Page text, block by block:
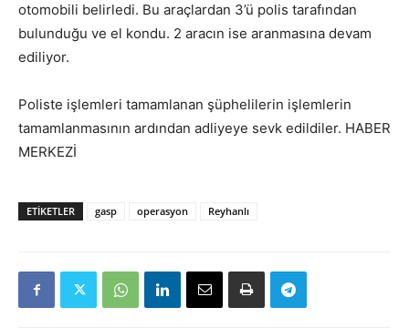
otomobili belirledi. Bu araçlardan 3’ü polis tarafından
bulunduğu ve el kondu. 2 aracın ise aranmasına devam
ediliyor.
Poliste işlemleri tamamlanan şüphelilerin işlemlerin
tamamlanmasının ardından adliyeye sevk edildiler. HABER
MERKEZİ
ETIKETLER gasp operasyon Reyhanlı